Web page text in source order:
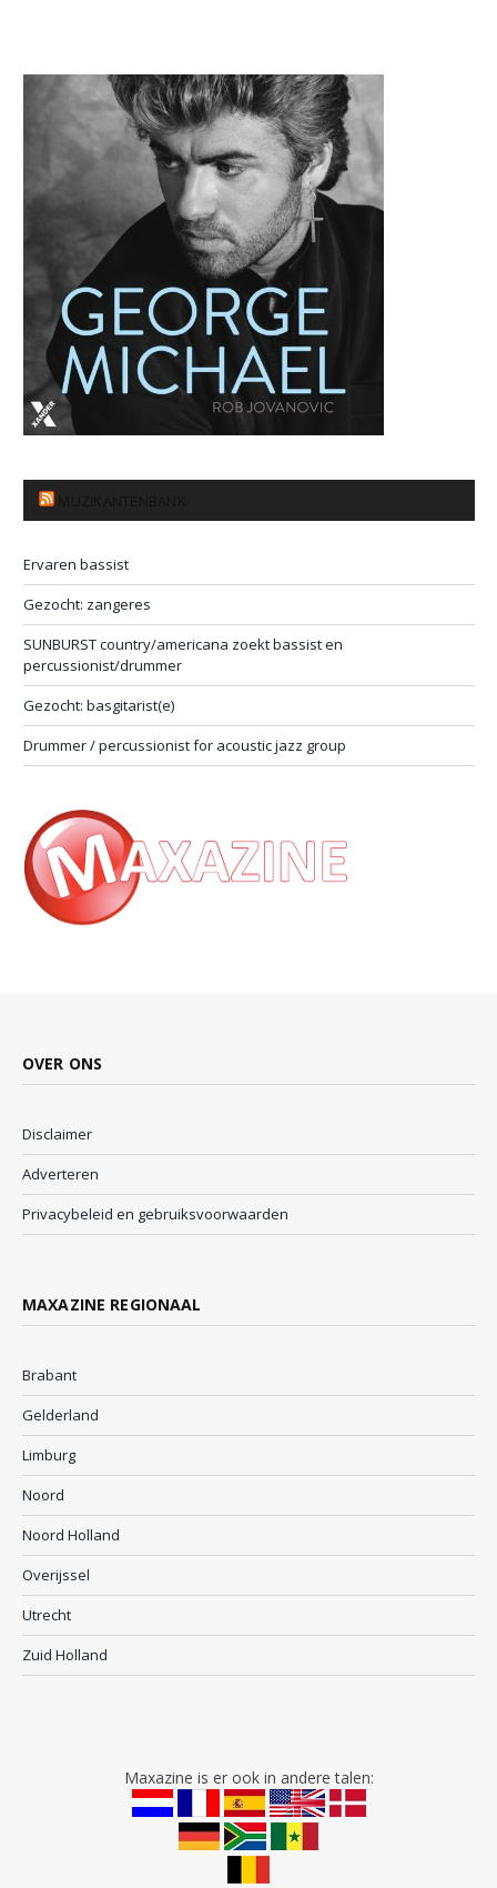
Ervaren bassist
Gezocht: zangeres
SUNBURST country/americana zoekt bassist en
percussionist/drummer
Gezocht: basgitarist(e)
Drummer / percussionist for acoustic jazz group
OVER ONS
Disclaimer
Adverteren
Privacybeleid en gebruiksvoorwaarden
MAXAZINE REGIONAAL
Brabant
Gelderland
Limburg
Noord
Noord Holland
Overijssel
Utrecht
Zuid Holland
Maxazine is er ook in andere talen: